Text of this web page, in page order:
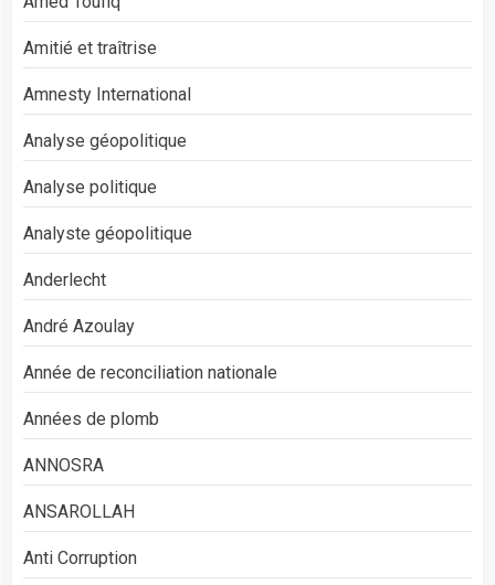
Amitié et traîtrise
Amnesty International
Analyse géopolitique
Analyse politique
Analyste géopolitique
Anderlecht
André Azoulay
Année de reconciliation nationale
Années de plomb
ANNOSRA
ANSAROLLAH
Anti Corruption